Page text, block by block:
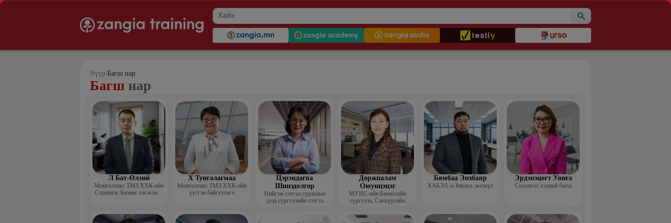
Нүүр/Багш нар
Багш нар
Л Бат-Өлзий
Монголтакс ТМЗ ХХК-ийн
Стратеги, Бизнес хөгжлийн
Х Тунгалагмаа
Монголтакс ТМЗ ХХК-ийн
үүсгэн байгуулагч
Цэрэндагва
Шинэдолгор
Нийгэм сэтгэл судлалын
дээд сургуулийн сэтгэл
Доржпалам
Оюунцэцэг
МУИС-ийн Бизнесийн
сургууль, Санхүүгийн
Бямбаа Энхбаяр
ХАБЭА-н Зөвлөх эксперт
Эрдэнэцогт Уянга
Солонгос хэлний багш